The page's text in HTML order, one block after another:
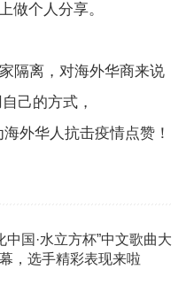
做个人分享。
离，对海外华商来说
己的方式，
外华人抗击疫情点赞！
中国·水立方杯”中文歌曲大
，选手精彩表现来啦